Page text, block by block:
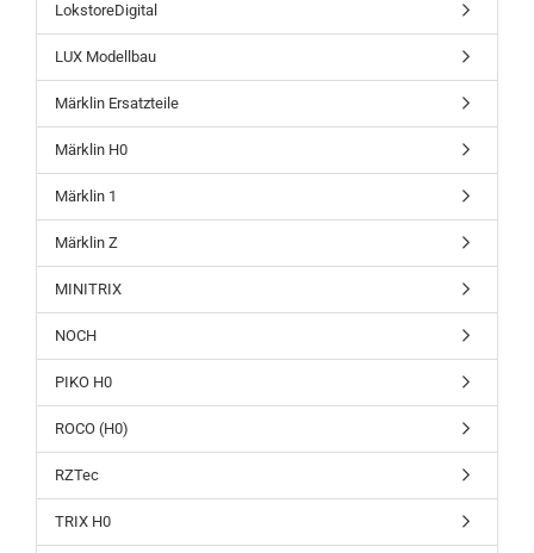
LokstoreDigital
LUX Modellbau
Märklin Ersatzteile
Märklin H0
Märklin 1
Märklin Z
MINITRIX
NOCH
PIKO H0
ROCO (H0)
RZTec
TRIX H0